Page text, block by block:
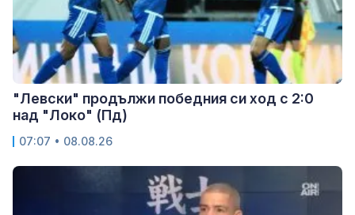
"Левски" продължи победния си ход с 2:0
над "Локо" (Пд)
07:07 • 08.08.26